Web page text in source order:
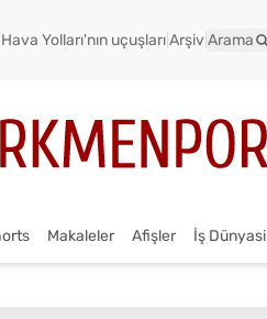
Yolları'nın uçuşlarıArşiv Arama
Makaleler Afişler İş Dünyasi